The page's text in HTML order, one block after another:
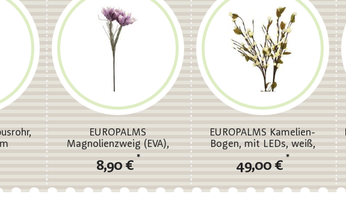
EUROPALMS
Magnolienzweig (EVA),
8,90 €
*
EUROPALMS Kamelien-
Bogen, mit LEDs, weiß,
49,00 €
*